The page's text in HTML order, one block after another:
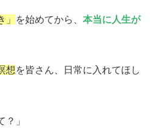
」 を始めてから、 本当に人生が
想を皆さん、日常に入れてほし
？」